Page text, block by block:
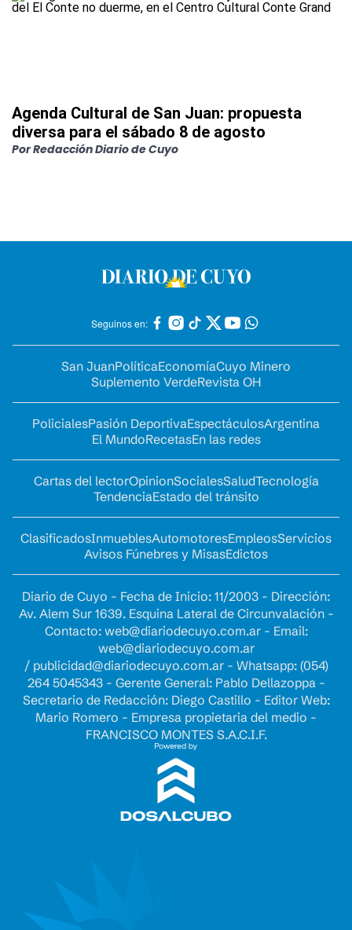
Agenda Cultural de San Juan: propuesta
diversa para el sábado 8 de agosto
PorRedacción Diario de Cuyo
Seguinos en:
San JuanPolíticaEconomíaCuyo Minero
Suplemento VerdeRevista OH
PolicialesPasión DeportivaEspectáculosArgentina
El MundoRecetasEn las redes
Cartas del lectorOpinionSocialesSaludTecnología
TendenciaEstado del tránsito
ClasificadosInmueblesAutomotoresEmpleosServicios
Avisos Fúnebres y MisasEdictos
Diario de Cuyo - Fecha de Inicio: 11/2003 - Dirección:
Av. Alem Sur 1639. Esquina Lateral de Circunvalación -
Contacto: web@diariodecuyo.com.ar- Email:
web@diariodecuyo.com.ar
/ publicidad@diariodecuyo.com.ar- Whatsapp: (054)
264 5045343 - Gerente General: Pablo Dellazoppa -
Secretario de Redacción: Diego Castillo - Editor Web:
Mario Romero - Empresa propietaria del medio -
FRANCISCO MONTES S.A.C.I.F.